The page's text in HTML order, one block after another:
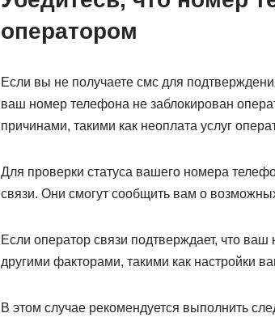
оператором
Если вы не получаете смс для
ваш номер телефона не заблокирован
причинами, такими как неоплата услуг
Для проверки статуса вашего номера
связи. Они смогут сообщить вам о
Если оператор связи подтверждает, что
другими факторами, такими как настройки
В этом случае рекомендуется выполнить